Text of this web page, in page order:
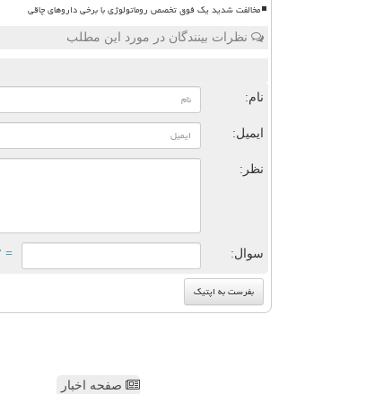
مخالفت شدید یک فوق تخصص روماتولوژی با برخی داروهای چاقی
نظرات بینندگان در مورد این مطلب
نام:
ایمیل:
نظر:
سوال: = ۲ بعلاوه ۳
صفحه اخبار